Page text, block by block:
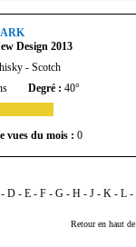
Design 2013
- Scotch
Degré : 40°
vues du mois : 0
- D- E- F- G- H- J- K- L-
Retour en haut